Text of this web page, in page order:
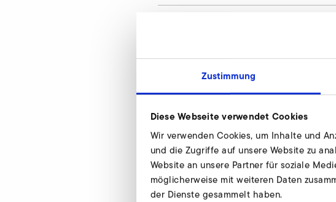
Zustimmung
Diese Webseite verwendet Cookies
Wir verwenden Cookies, um Inhalte und
und die Zugriffe auf unsere Website zu
Website an unsere Partner für soziale
möglicherweise mit weiteren Daten
der Dienste gesammelt haben.
Begrenzungsventil,
Wir beraten individuell und
stehen Ihnen gerne zur